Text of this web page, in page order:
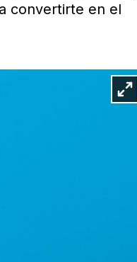
convertirte en el